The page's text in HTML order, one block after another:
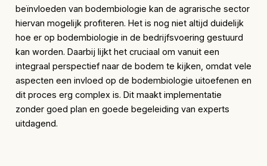
beïnvloeden van bodembiologie kan de agrarische sector
hiervan mogelijk profiteren. Het is nog niet altijd duidelijk
hoe er op bodembiologie in de bedrijfsvoering gestuurd
kan worden. Daarbij lijkt het cruciaal om vanuit een
integraal perspectief naar de bodem te kijken, omdat vele
aspecten een invloed op de bodembiologie uitoefenen en
dit proces erg complex is. Dit maakt implementatie
zonder goed plan en goede begeleiding van experts
uitdagend.